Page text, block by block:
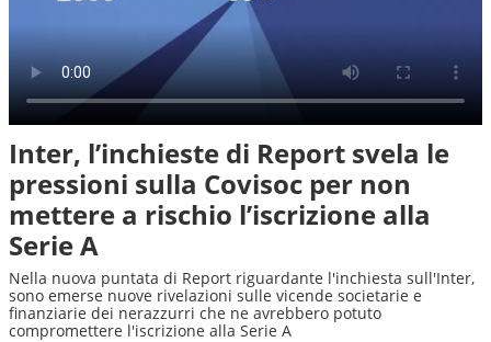
Inter, l’inchieste di Report svela le
pressioni sulla Covisoc per non
mettere a rischio l’iscrizione alla
Serie A
Nella nuova puntata di Report riguardante l'inchiesta sull'Inter,
sono emerse nuove rivelazioni sulle vicende societarie e
finanziarie dei nerazzurri che ne avrebbero potuto
compromettere l'iscrizione alla Serie A